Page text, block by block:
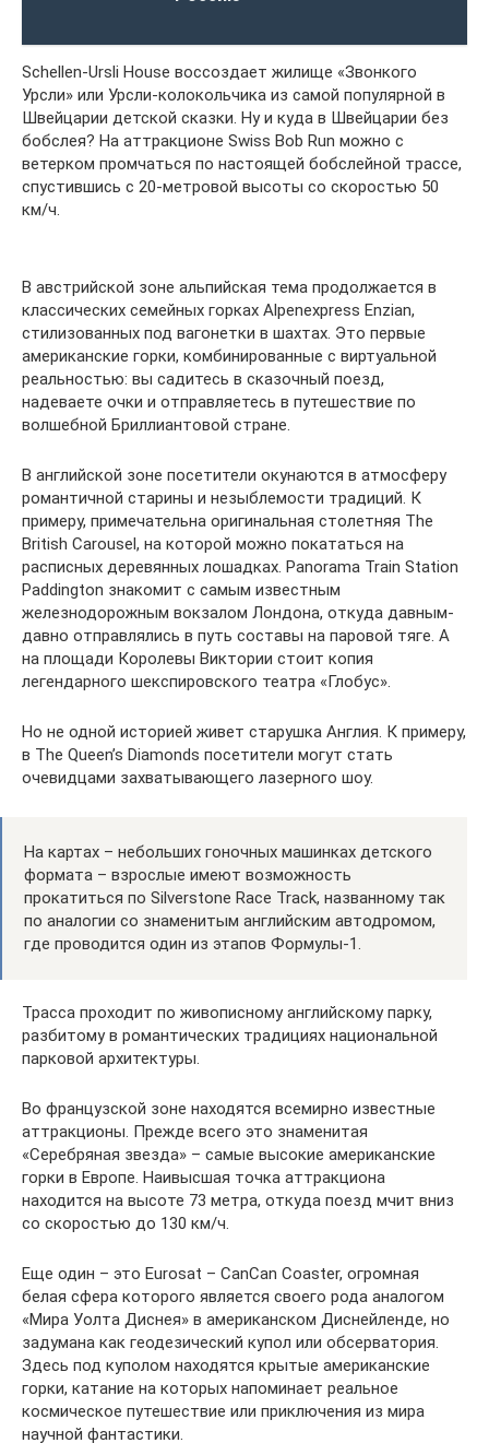
Schellen-Ursli House воссоздает жилище «Звонкого
Урсли» или Урсли-колокольчика из самой популярной в
Швейцарии детской сказки. Ну и куда в Швейцарии без
бобслея? На аттракционе Swiss Bob Run можно с
ветерком промчаться по настоящей бобслейной трассе,
спустившись с 20-метровой высоты со скоростью 50
км/ч.
В австрийской зоне альпийская тема продолжается в
классических семейных горках Alpenexpress Enzian,
стилизованных под вагонетки в шахтах. Это первые
американские горки, комбинированные с виртуальной
реальностью: вы садитесь в сказочный поезд,
надеваете очки и отправляетесь в путешествие по
волшебной Бриллиантовой стране.
В английской зоне посетители окунаются в атмосферу
романтичной старины и незыблемости традиций. К
примеру, примечательна оригинальная столетняя The
British Carousel, на которой можно покататься на
расписных деревянных лошадках. Panorama Train Station
Paddington знакомит с самым известным
железнодорожным вокзалом Лондона, откуда давным-
давно отправлялись в путь составы на паровой тяге. А
на площади Королевы Виктории стоит копия
легендарного шекспировского театра «Глобус».
Но не одной историей живет старушка Англия. К примеру,
в The Queen’s Diamonds посетители могут стать
очевидцами захватывающего лазерного шоу.
На картах – небольших гоночных машинках детского
формата – взрослые имеют возможность
прокатиться по Silverstone Race Track, названному так
по аналогии со знаменитым английским автодромом,
где проводится один из этапов Формулы-1.
Трасса проходит по живописному английскому парку,
разбитому в романтических традициях национальной
парковой архитектуры.
Во французской зоне находятся всемирно известные
аттракционы. Прежде всего это знаменитая
«Серебряная звезда» – самые высокие американские
горки в Европе. Наивысшая точка аттракциона
находится на высоте 73 метра, откуда поезд мчит вниз
со скоростью до 130 км/ч.
Еще один – это Eurosat – CanCan Coaster, огромная
белая сфера которого является своего рода аналогом
«Мира Уолта Диснея» в американском Диснейленде, но
задумана как геодезический купол или обсерватория.
Здесь под куполом находятся крытые американские
горки, катание на которых напоминает реальное
космическое путешествие или приключения из мира
научной фантастики.